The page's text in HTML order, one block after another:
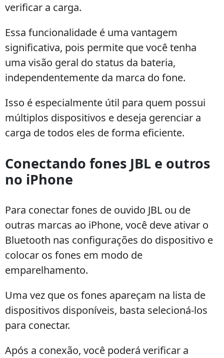
verificar a carga.
Essa funcionalidade é uma vantagem
significativa, pois permite que você tenha
uma visão geral do status da bateria,
independentemente da marca do fone.
Isso é especialmente útil para quem possui
múltiplos dispositivos e deseja gerenciar a
carga de todos eles de forma eficiente.
Conectando fones JBL e outros
no iPhone
Para conectar fones de ouvido JBL ou de
outras marcas ao iPhone, você deve ativar o
Bluetooth nas configurações do dispositivo e
colocar os fones em modo de
emparelhamento.
Uma vez que os fones apareçam na lista de
dispositivos disponíveis, basta selecioná-los
para conectar.
Após a conexão, você poderá verificar a